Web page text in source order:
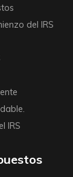
del IRS
IRS